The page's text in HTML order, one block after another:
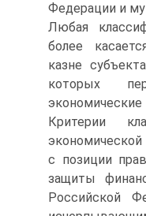
Федерации и
Любая
более
казне
которых
Критерии
экономической
с позиции
защиты
Российской